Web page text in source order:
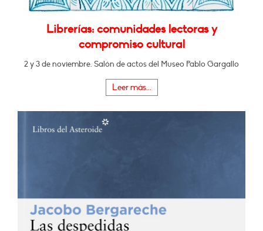
Librerías: comunidades lectoras y
compromiso cultural
2 y 3 de noviembre. Salón de actos del Museo Pablo Gargallo
Leer más...